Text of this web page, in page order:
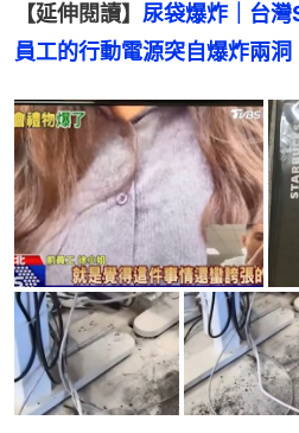
【延伸閱讀】 尿袋爆炸｜台
員工的行動電源突自爆炸兩洞